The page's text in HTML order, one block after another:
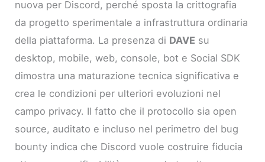
nuova per Discord, perché sposta la crittografia
da progetto sperimentale a infrastruttura ordinaria
della piattaforma. La presenza di DAVE su
desktop, mobile, web, console, bot e Social SDK
dimostra una maturazione tecnica significativa e
crea le condizioni per ulteriori evoluzioni nel
campo privacy. Il fatto che il protocollo sia open
source, auditato e incluso nel perimetro del bug
bounty indica che Discord vuole costruire fiducia